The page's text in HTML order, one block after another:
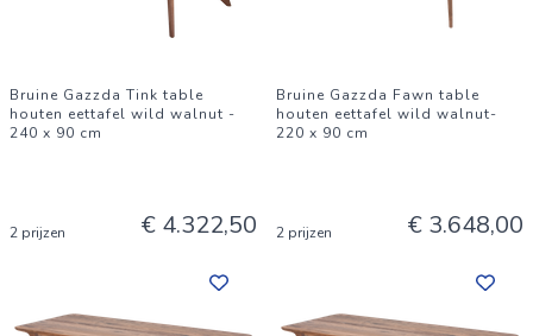
Bruine Gazzda Tink table
houten eettafel wild walnut -
240 x 90 cm
2 prijzen € 4.322,50
Bruine Gazzda Fawn table
houten eettafel wild walnut-
220 x 90 cm
2 prijzen € 3.648,00